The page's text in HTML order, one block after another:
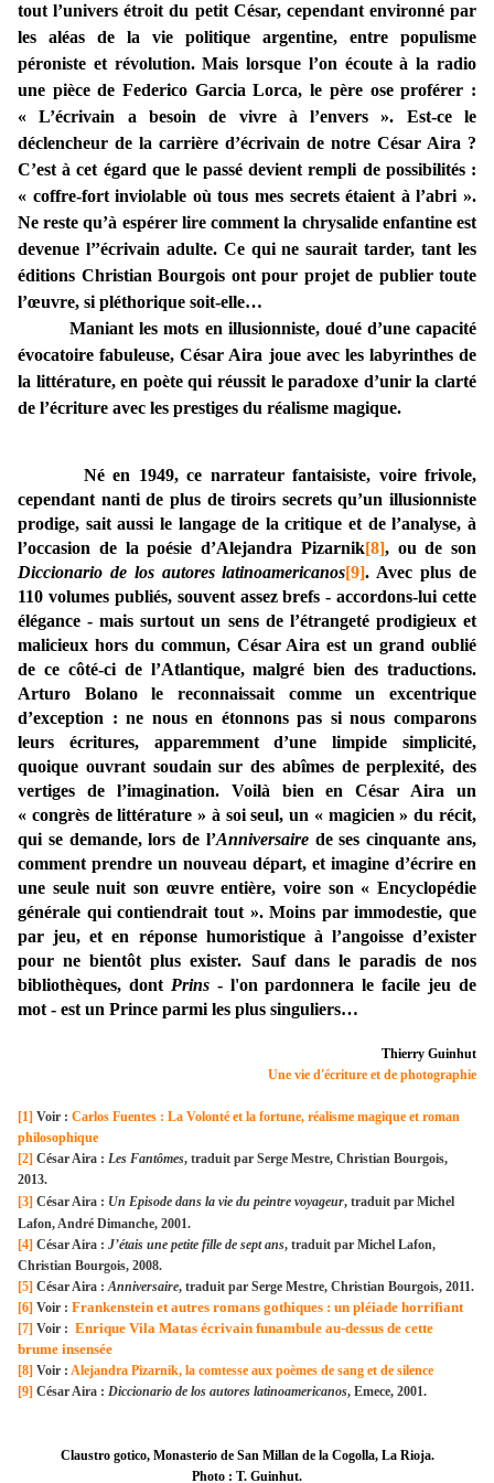
tout l’univers étroit du petit César, cependant environné par
les aléas de la vie politique argentine, entre populisme
péroniste et révolution. Mais lorsque l’on écoute à la radio
une pièce de Federico Garcia Lorca, le père ose proférer :
« L’écrivain a besoin de vivre à l’envers ». Est-ce le
déclencheur de la carrière d’écrivain de notre César Aira ?
C’est à cet égard que le passé devient rempli de possibilités :
« coffre-fort inviolable où tous mes secrets étaient à l’abri ».
Ne reste qu’à espérer lire comment la chrysalide enfantine est
devenue l’’écrivain adulte. Ce qui ne saurait tarder, tant les
éditions Christian Bourgois ont pour projet de publier toute
l’œuvre, si pléthorique soit-elle…
Maniant les mots en illusionniste, doué d’une capacité
évocatoire fabuleuse, César Aira joue avec les labyrinthes de
la littérature, en poète qui réussit le paradoxe d’unir la clarté
de l’écriture avec les prestiges du réalisme magique.
Né en 1949, ce narrateur fantaisiste, voire frivole,
cependant nanti de plus de tiroirs secrets qu’un illusionniste
prodige, sait aussi le langage de la critique et de l’analyse, à
l’occasion de la poésie d’Alejandra Pizarnik[8], ou de son
Diccionario de los autores latinoamericanos[9]. Avec plus de
110 volumes publiés, souvent assez brefs - accordons-lui cette
élégance - mais surtout un sens de l’étrangeté prodigieux et
malicieux hors du commun, César Aira est un grand oublié
de ce côté-ci de l’Atlantique, malgré bien des traductions.
Arturo Bolano le reconnaissait comme un excentrique
d’exception : ne nous en étonnons pas si nous comparons
leurs écritures, apparemment d’une limpide simplicité,
quoique ouvrant soudain sur des abîmes de perplexité, des
vertiges de l’imagination. Voilà bien en César Aira un
« congrès de littérature » à soi seul, un « magicien » du récit,
qui se demande, lors de l’Anniversairede ses cinquante ans,
comment prendre un nouveau départ, et imagine d’écrire en
une seule nuit son œuvre entière, voire son « Encyclopédie
générale qui contiendrait tout ». Moins par immodestie, que
par jeu, et en réponse humoristique à l’angoisse d’exister
pour ne bientôt plus exister. Sauf dans le paradis de nos
bibliothèques, dont Prins- l'on pardonnera le facile jeu de
mot - est un Prince parmi les plus singuliers…
Thierry Guinhut
Une vie d'écriture et de photographie
[1] Voir : Carlos Fuentes : La Volonté et la fortune, réalisme magique et roman
philosophique
[2] César Aira : Les Fantômes, traduit par Serge Mestre, Christian Bourgois,
2013.
[3] César Aira : Un Episode dans la vie du peintre voyageur, traduit par Michel
Lafon, André Dimanche, 2001.
[4] César Aira : J’étais une petite fille de sept ans, traduit par Michel Lafon,
Christian Bourgois, 2008.
[5] César Aira :Anniversaire, traduit par Serge Mestre, Christian Bourgois, 2011.
[6] Voir : Frankenstein et autres romans gothiques : un pléiade horrifiant
[7] Voir : Enrique Vila Matas écrivain funambule au-dessus de cette
brume insensée
[8] Voir : Alejandra Pizarnik, la comtesse aux poèmes de sang et de silence
[9] César Aira : Diccionario de los autores latinoamericanos, Emece, 2001.
Claustro gotico, Monasterio de San Millan de la Cogolla, La Rioja.
Photo : T. Guinhut.